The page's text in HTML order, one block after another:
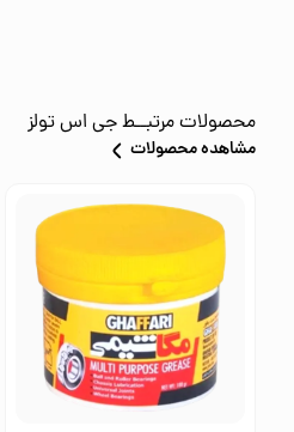
محصولات مرتبــطجی اس تولز
مشاهده محصولات